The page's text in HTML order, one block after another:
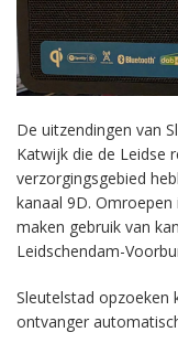
De uitzendingen van
Katwijk die de Leidse
verzorgingsgebied
kanaal 9D.
maken gebruik van
Leidschendam-
Sleutelstad opzoeken
ontvanger